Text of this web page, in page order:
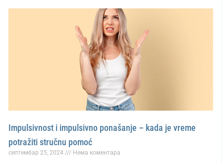
Impulsivnost i impulsivno ponašanje – kada je vreme
potražiti stručnu pomoć
септембар 25, 2024 Нема коментара